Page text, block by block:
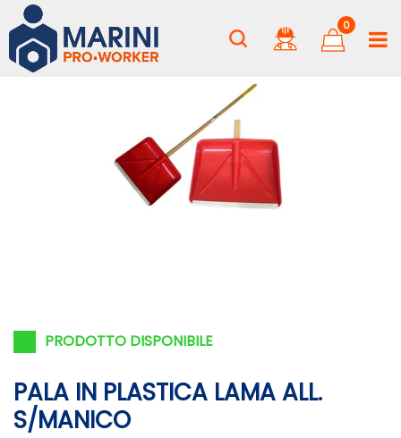
0
PRODOTTO DISPONIBILE
PALA IN PLASTICA LAMA ALL.
S/MANICO